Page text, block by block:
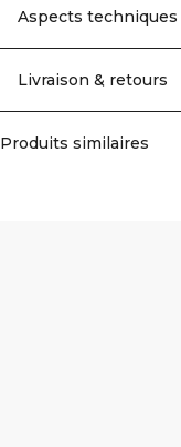
dispose d'un empiècement
avancées pour une
100% Polyester.
Aspects techniques
Livraison & retours
Produits similaires